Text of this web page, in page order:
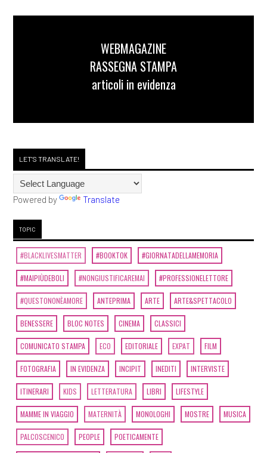
WEBMAGAZINE
RASSEGNA STAMPA
articoli in evidenza
LET'S TRANSLATE!
Powered by Translate
TOPIC
#BLACKLIVESMATTER #BOOKTOK #GIORNATADELLAMEMORIA
#MAIPIÙDEBOLI #NONGIUSTIFICAREMAI #PROFESSIONELETTORE
#QUESTONONÈAMORE ANTEPRIMA ARTE ARTE&SPETTACOLO
BENESSERE BLOC NOTES CINEMA CLASSICI
COMUNICATO STAMPA ECO EDITORIALE EXPAT FILM
FOTOGRAFIA IN EVIDENZA INCIPIT INEDITI INTERVISTE
ITINERARI KIDS LETTERATURA LIBRI LIFESTYLE
MAMME IN VIAGGIO MATERNITÀ MONOLOGHI MOSTRE MUSICA
PALCOSCENICO PEOPLE POETICAMENTE